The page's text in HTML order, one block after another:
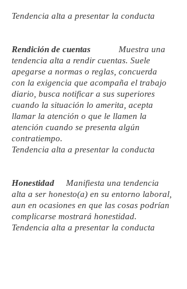
Tendencia alta a presentar la conducta
Rendición de cuentas
Muestra una
tendencia alta a rendir cuentas. Suele
apegarse a normas o reglas, concuerda
con la exigencia que acompaña el trabajo
diario, busca notificar a sus superiores
cuando la situación lo amerita, acepta
llamar la atención o que le llamen la
atención cuando se presenta algún
contratiempo.
Tendencia alta a presentar la conducta
Honestidad
Manifiesta una tendencia
alta a ser honesto(a) en su entorno laboral,
aun en ocasiones en que las cosas podrían
complicarse mostrará honestidad.
Tendencia alta a presentar la conducta